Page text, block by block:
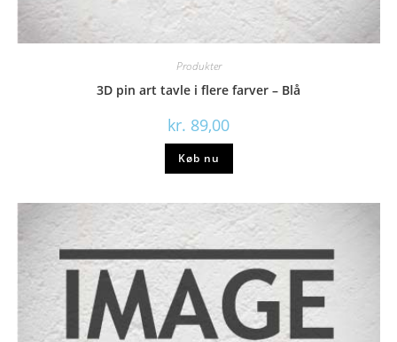
Produkter
3D pin art tavle i flere farver – Blå
kr. 89,00
Køb nu